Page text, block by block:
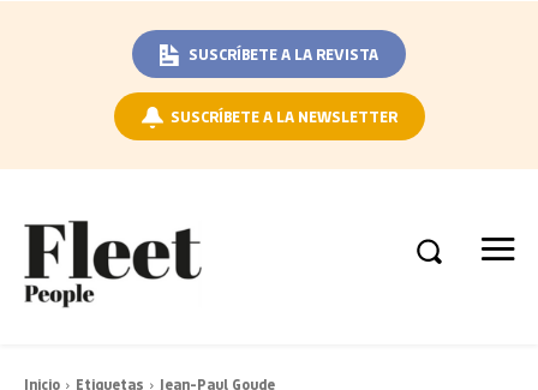
SUSCRÍBETE A LA REVISTA
SUSCRÍBETE A LA NEWSLETTER
Inicio Etiquetas Jean-Paul Goude